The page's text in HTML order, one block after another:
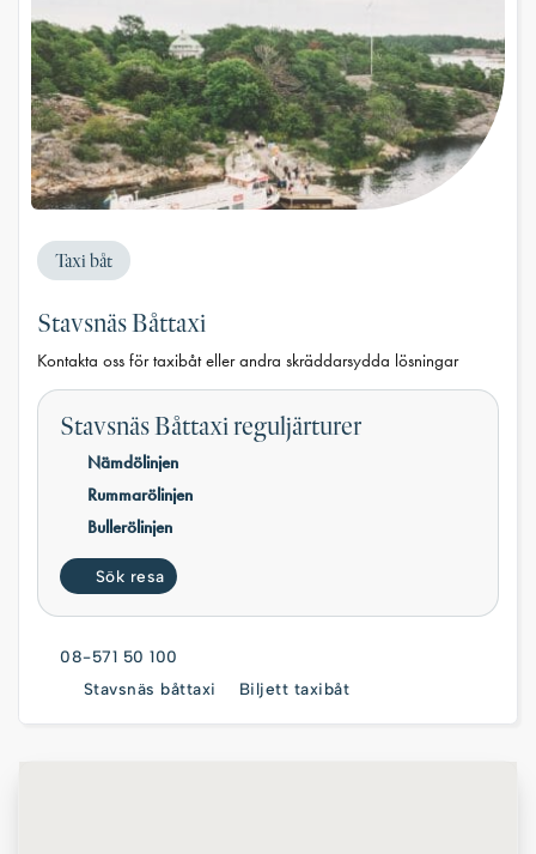
Taxi båt
Stavsnäs Båttaxi
Kontakta oss för taxibåt eller andra skräddarsydda lösningar
Stavsnäs Båttaxi reguljärturer
Nämdölinjen
Rummarölinjen
Bullerölinjen
Sök resa
08-571 50 100
Stavsnäs båttaxi
Biljett taxibåt